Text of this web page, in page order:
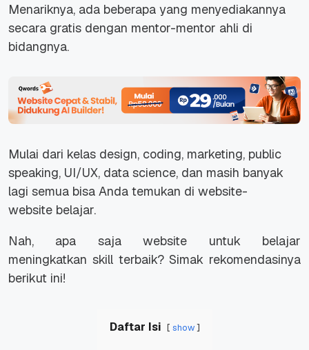
Menariknya, ada beberapa yang menyediakannya
secara gratis dengan mentor-mentor ahli di
bidangnya.
Mulai dari kelas design, coding, marketing, public
speaking, UI/UX, data science, dan masih banyak
lagi semua bisa Anda temukan di website-
website belajar.
Nah, apa sajawebsite untuk belajar
meningkatkan skill terbaik? Simak rekomendasinya
berikut ini!
Daftar Isi show